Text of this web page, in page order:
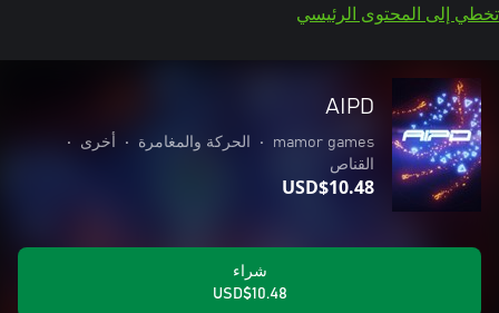
تخطي إلى المحتوى الرئيسي
AIPD
mamor games
• الحركة والمغامرة • أخرى
•
القناص
USD$10.48
شراء
USD$10.48